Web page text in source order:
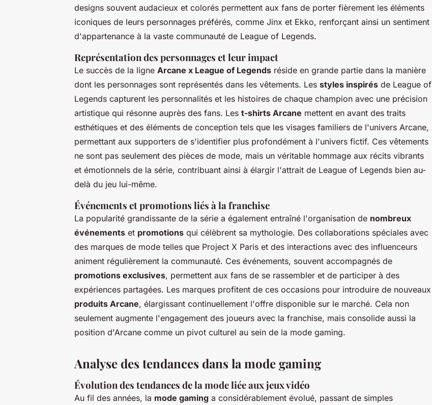
designs souvent audacieux et colorés permettent aux fans de porter fièrement les éléments
iconiques de leurs personnages préférés, comme Jinx et Ekko, renforçant ainsi un sentiment
d'appartenance à la vaste communauté de League of Legends.
Représentation des personnages et leur impact
Le succès de la ligne Arcane x League of Legends réside en grande partie dans la manière
dont les personnages sont représentés dans les vêtements. Les styles inspirés de League of
Legends capturent les personnalités et les histoires de chaque champion avec une précision
artistique qui résonne auprès des fans. Les t-shirts Arcane mettent en avant des traits
esthétiques et des éléments de conception tels que les visages familiers de l'univers Arcane,
permettant aux supporters de s'identifier plus profondément à l'univers fictif. Ces vêtements
ne sont pas seulement des pièces de mode, mais un véritable hommage aux récits vibrants
et émotionnels de la série, contribuant ainsi à élargir l'attrait de League of Legends bien au-
delà du jeu lui-même.
Événements et promotions liés à la franchise
La popularité grandissante de la série a également entraîné l'organisation de nombreux
événements et promotions qui célèbrent sa mythologie. Des collaborations spéciales avec
des marques de mode telles que Project X Paris et des interactions avec des influenceurs
animent régulièrement la communauté. Ces événements, souvent accompagnés de
promotions exclusives, permettent aux fans de se rassembler et de participer à des
expériences partagées. Les marques profitent de ces occasions pour introduire de nouveaux
produits Arcane, élargissant continuellement l'offre disponible sur le marché. Cela non
seulement augmente l'engagement des joueurs avec la franchise, mais consolide aussi la
position d'Arcane comme un pivot culturel au sein de la mode gaming.
Analyse des tendances dans la mode gaming
Évolution des tendances de la mode liée aux jeux vidéo
Au fil des années, la mode gaming a considérablement évolué, passant de simples